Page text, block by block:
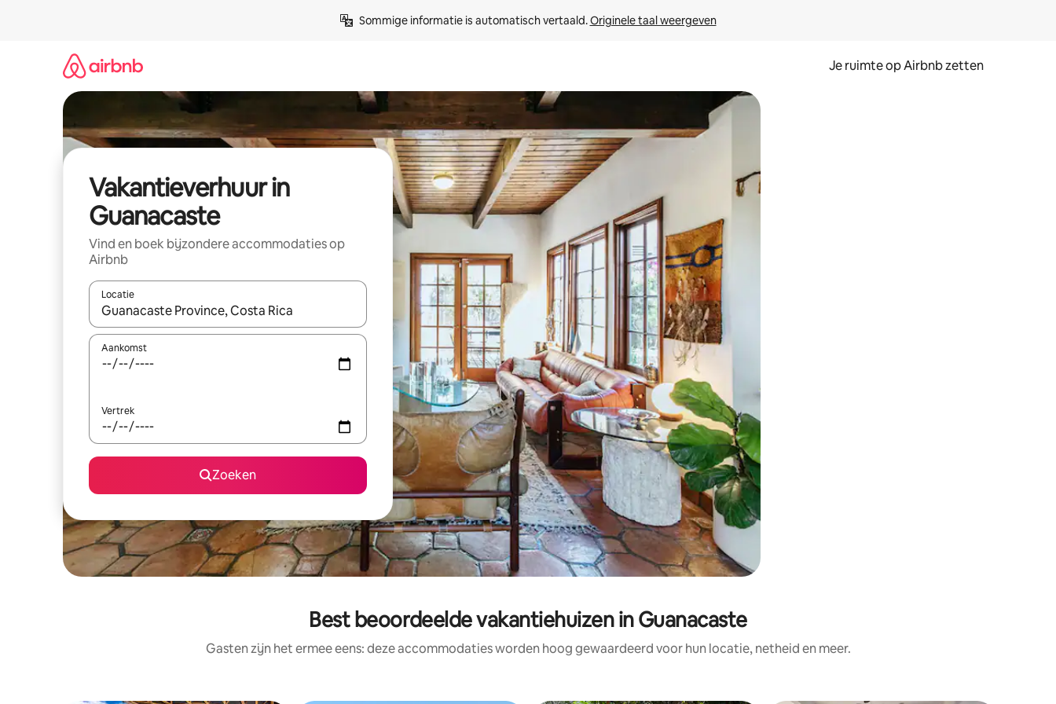
Sommige informatie is automatisch vertaald. Originele taal weergeven
Je ruimte op Airbnb zetten
Vakantieverhuur in
Guanacaste
Vind en boek bijzondere accommodaties op
Airbnb
Locatie
Wanneer er suggesties beschikbaar zijn, maak je een keuze met je de pijltjestoetsen omhoog en omlaag, óf door te tikken of swipen.
Aankomst
Vertrek
Zoeken
Best beoordeelde vakantiehuizen in Guanacaste
Gasten zijn het ermee eens: deze accommodaties worden hoog gewaardeerd voor hun locatie, netheid en meer.